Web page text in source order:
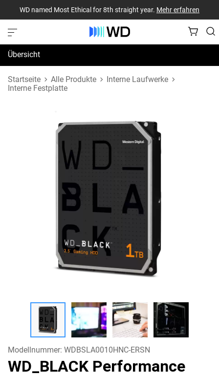
WD named Most Ethical for 8th straight year. Mehr erfahren
Übersicht
Technische Daten
Startseite Alle Produkte
Interne Laufwerke
Interne Festplatte
Modellnummer: WDBSLA0010HNC-ERSN
WD_BLACK Performance